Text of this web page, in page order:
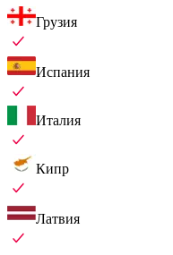
Грузия
Испания
Италия
Кипр
Латвия